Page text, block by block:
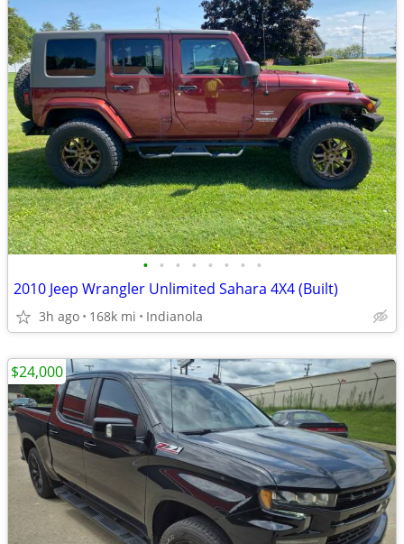
• • • • • • • •
2010 Jeep Wrangler Unlimited Sahara 4X4 (Built)
3h ago 168k mi Indianola
$24,000